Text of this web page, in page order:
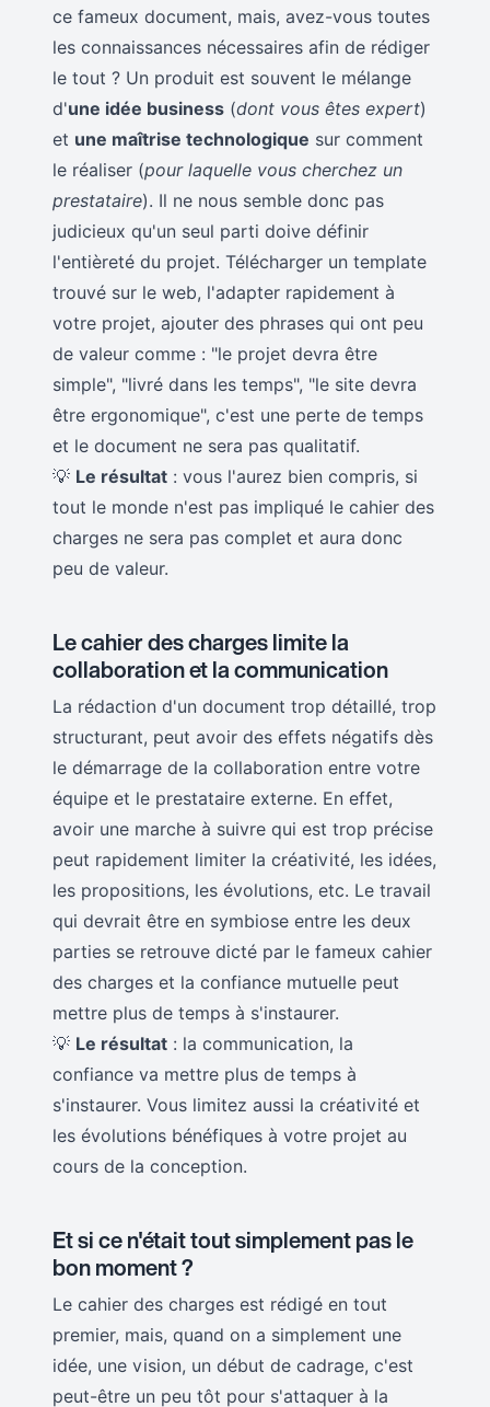
ce fameux document, mais, avez-vous toutes
les connaissances nécessaires afin de rédiger
le tout ? Un produit est souvent le mélange
d'une idée business (dont vous êtes expert)
et une maîtrise technologique sur comment
le réaliser (pour laquelle vous cherchez un
prestataire). Il ne nous semble donc pas
judicieux qu'un seul parti doive définir
l'entièreté du projet. Télécharger un template
trouvé sur le web, l'adapter rapidement à
votre projet, ajouter des phrases qui ont peu
de valeur comme : "le projet devra être
simple", "livré dans les temps", "le site devra
être ergonomique", c'est une perte de temps
et le document ne sera pas qualitatif.
💡 Le résultat : vous l'aurez bien compris, si
tout le monde n'est pas impliqué le cahier des
charges ne sera pas complet et aura donc
peu de valeur.
Le cahier des charges limite la
collaboration et la communication
La rédaction d'un document trop détaillé, trop
structurant, peut avoir des effets négatifs dès
le démarrage de la collaboration entre votre
équipe et le prestataire externe. En effet,
avoir une marche à suivre qui est trop précise
peut rapidement limiter la créativité, les idées,
les propositions, les évolutions, etc. Le travail
qui devrait être en symbiose entre les deux
parties se retrouve dicté par le fameux cahier
des charges et la confiance mutuelle peut
mettre plus de temps à s'instaurer.
💡 Le résultat : la communication, la
confiance va mettre plus de temps à
s'instaurer. Vous limitez aussi la créativité et
les évolutions bénéfiques à votre projet au
cours de la conception.
Et si ce n'était tout simplement pas le
bon moment ?
Le cahier des charges est rédigé en tout
premier, mais, quand on a simplement une
idée, une vision, un début de cadrage, c'est
peut-être un peu tôt pour s'attaquer à la